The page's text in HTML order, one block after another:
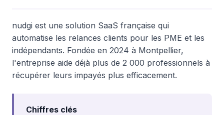
nudgi est une solution SaaS française qui
automatise les relances clients pour les PME et les
indépendants. Fondée en 2024 à Montpellier,
l'entreprise aide déjà plus de 2 000 professionnels à
récupérer leurs impayés plus efficacement.
Chiffres clés